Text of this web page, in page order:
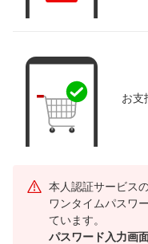
お支
本人認証サービス
ワンタイムパスワ
ています。
パスワード入力画